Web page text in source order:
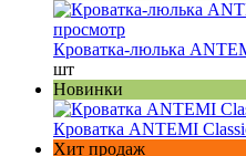
просмотр
Кроватка-люлька
шт
Новинки
Кроватка ANTEMI
Хит продаж